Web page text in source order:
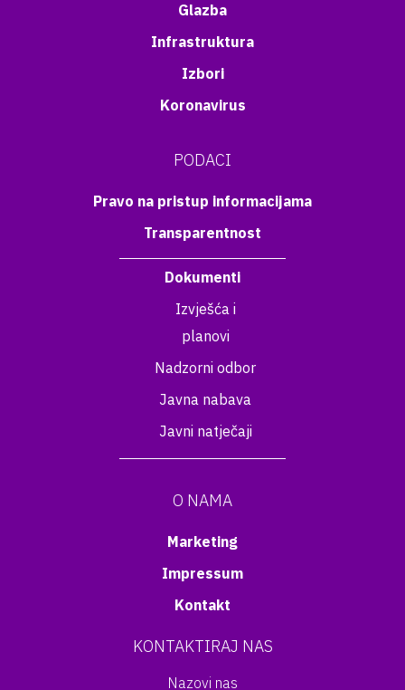
Glazba
Infrastruktura
Izbori
Koronavirus
PODACI
Pravo na pristup informacijama
Transparentnost
Dokumenti
Izvješća i
planovi
Nadzorni odbor
Javna nabava
Javni natječaji
O NAMA
Marketing
Impressum
Kontakt
KONTAKTIRAJ NAS
Nazovi nas